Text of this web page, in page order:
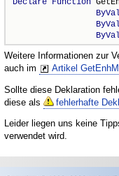
Weitere Informationen zur
auch im
Artikel
Sollte diese Deklaration
diese als
fehlerhafte
Leider liegen uns keine
verwendet wird.